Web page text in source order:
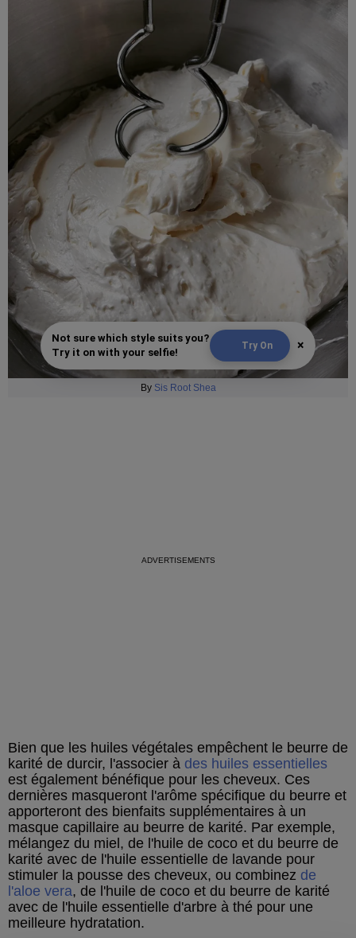
Not sure which style suits you?
Try it on with your selfie!
Try On ×
By Sis Root Shea
Bien que les huiles végétales empêchent le beurre de
karité de durcir, l'associer à des huiles essentielles
est également bénéfique pour les cheveux. Ces
dernières masqueront l'arôme spécifique du beurre et
apporteront des bienfaits supplémentaires à un
masque capillaire au beurre de karité. Par exemple,
mélangez du miel, de l'huile de coco et du beurre de
karité avec de l'huile essentielle de lavande pour
stimuler la pousse des cheveux, ou combinez de
l'aloe vera, de l'huile de coco et du beurre de karité
avec de l'huile essentielle d'arbre à thé pour une
meilleure hydratation.